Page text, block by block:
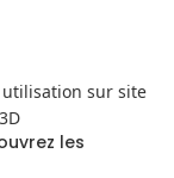
les